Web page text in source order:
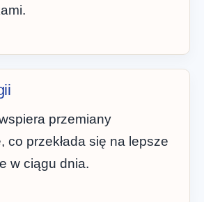
przemiany
co przekłada się na lepsze
w ciągu dnia.